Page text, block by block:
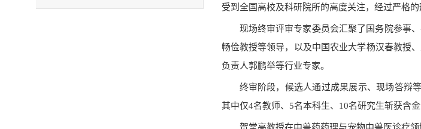
受到全国高校及科研院所的高度关注，经过严格
现场终审评审专家委员会汇聚了国务院参事
畅俭教授等领导，以及中国农业大学杨汉春教授
负责人郭鹏举等行业专家。
终审阶段，候选人通过成果展示、现场答辩
其中仅4名教师、5名本科生、10名研究生斩获含金